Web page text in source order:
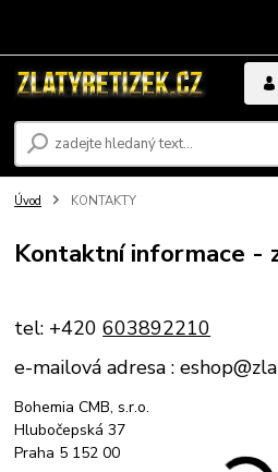
Úvod KONTAKTY
Kontaktní informace -
tel: +420603892210
e-mailová adresa :
Bohemia CMB, s.r.o.
Hlubočepská 37
Praha 5 152 00